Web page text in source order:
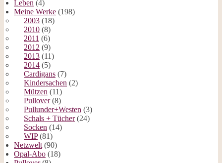
Leben (4)
Meine Werke (198)
2003 (18)
2010 (8)
2011 (6)
2012 (9)
2013 (11)
2014 (5)
Cardigans (7)
Kindersachen (2)
Mützen (11)
Pullover(8)
Pullunder+Westen (3)
Schals + Tücher(24)
Socken (14)
WIP(81)
Netzwelt (90)
Opal-Abo (18)